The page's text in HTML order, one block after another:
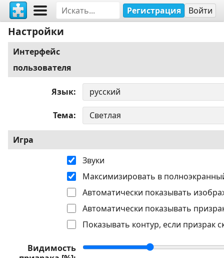
Регистрация Войти
Настройки
Интерфейс
пользователя
Язык
Тема
Игра
Звуки
Максимизировать в
Автоматически показывать
Автоматически показывать
Показывать контур, если призрак
Видимость